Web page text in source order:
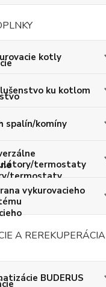
kotly
ku kotlom
spalín/komíny
termostaty
vykurovacieho
A REREKUPERÁCIA
BUDERUS